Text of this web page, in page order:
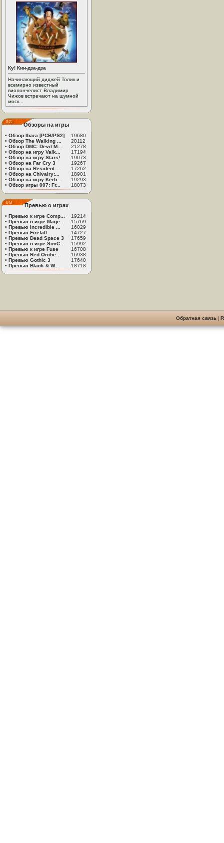
Ку! Кин-дза-дза
Начинающий диджей Толик и
всемирно известный
виолончелист Владимир
Чижов встречают на шумной
моск...
Обзоры на игры
• Обзор Ibara [PCB/PS2]
19680
• Обзор The Walking ...
20112
• Обзор DMC: Devil M...
21278
• Обзор на игру Valk...
17194
• Обзор на игру Stars!
19073
• Обзор на Far Cry 3
19267
• Обзор на Resident ...
17262
• Обзор на Chivalry:...
18901
• Обзор на игру Kerb...
19293
• Обзор игры 007: Fr... 18073
Превью о играх
• Превью к игре Comp...
19214
• Превью о игре Mage...
15769
• Превью Incredible ...
16029
• Превью Firefall
14727
• Превью Dead Space 3
17659
• Превью о игре SimC...
15992
• Превью к игре Fuse
16708
• Превью Red Orche...
16938
• Превью Gothic 3
17640
• Превью Black & W... 18718
Обратная связь